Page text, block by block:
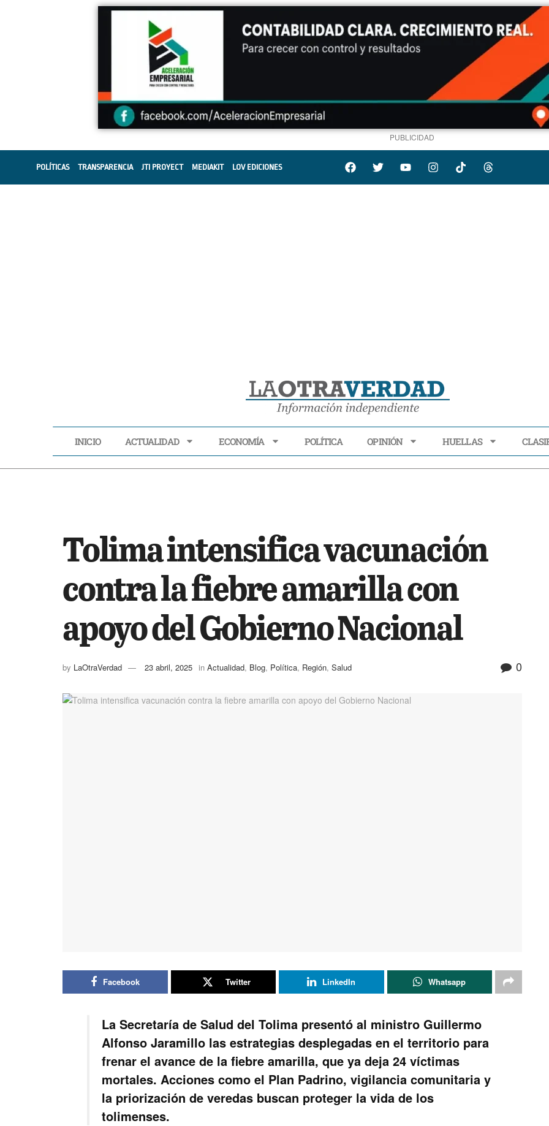
PUBLICIDAD
POLÍTICAS TRANSPARENCIA JTI PROYECT MEDIAKIT LOV EDICIONES
INICIO ACTUALIDAD ECONOMÍA POLÍTICA OPINIÓN HUELLAS
Tolima intensifica vacunación
contra la fiebre amarilla con
apoyo del Gobierno Nacional
by LaOtraVerdad 23 abril, 2025 in Actualidad, Blog, Política, Región, Salud 0
Facebook Twitter LinkedIn Whatsapp
La Secretaría de Salud del Tolima presentó al ministro Guillermo
Alfonso Jaramillo las estrategias desplegadas en el territorio para
frenar el avance de la fiebre amarilla, que ya deja 24 víctimas
mortales. Acciones como el Plan Padrino, vigilancia comunitaria y
la priorización de veredas buscan proteger la vida de los
tolimenses.